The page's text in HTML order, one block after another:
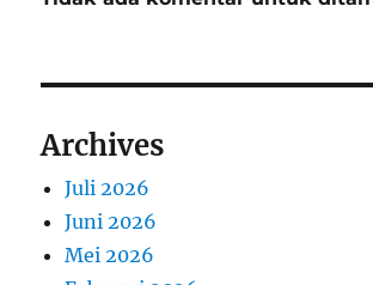
Archives
Juli 2026
Juni 2026
Mei 2026